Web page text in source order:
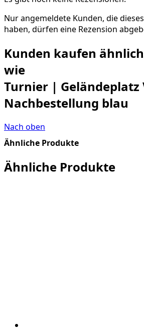
Nur angemeldete Kunden, die
haben, dürfen eine Rezension
Kunden kaufen
wie
Turnier |
Nachbestellung blau
Nach oben
Ähnliche Produkte
Ähnliche Produkte